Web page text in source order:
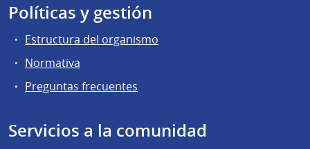
Políticas y gestión
Estructura del organismo
Normativa
Preguntas frecuentes
Servicios a la comunidad